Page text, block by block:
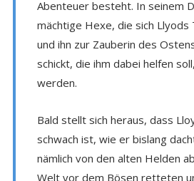
Abenteuer besteht. In seinem
mächtige Hexe, die sich Llyods
und ihn zur Zauberin des
schickt, die ihm dabei helfen
werden.
Bald stellt sich heraus, dass
schwach ist, wie er bislang
nämlich von den alten Helden
Welt vor dem Bösen retteten